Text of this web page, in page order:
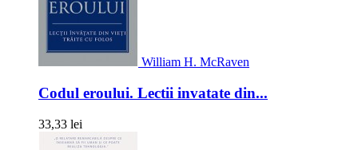
William H. McRaven
Codul eroului. Lectii invatate din...
33,33 lei